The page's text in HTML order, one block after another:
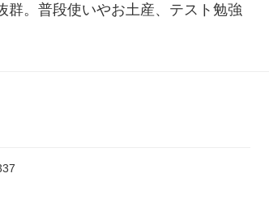
群。普段使いやお土産、テスト勉強